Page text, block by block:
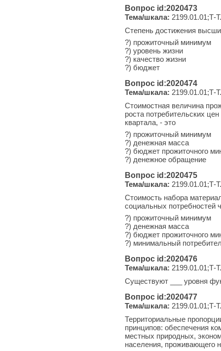
Вопрос id:2020473
Тема/шкала: 2199.01.01;Т-
Степень достижения
?) прожиточный минимум
?) уровень жизни
?) качество жизни
?) бюджет
Вопрос id:2020474
Тема/шкала: 2199.01.01;Т-
Стоимостная величина
роста потребительских
квартала, - это
?) прожиточный минимум
?) денежная масса
?) бюджет прожиточного
?) денежное обращение
Вопрос id:2020475
Тема/шкала: 2199.01.01;Т-
Стоимость набора
социальных потребностей
?) прожиточный минимум
?) денежная масса
?) бюджет прожиточного
?) минимальный
Вопрос id:2020476
Тема/шкала: 2199.01.01;Т-
Существуют ___ уровня
Вопрос id:2020477
Тема/шкала: 2199.01.01;Т-
Территориальные
принципов: обеспечения
местных природных,
населения, проживающего